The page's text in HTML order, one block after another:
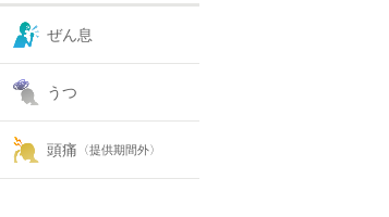
ぜん息
うつ
頭痛 〈提供期間外〉